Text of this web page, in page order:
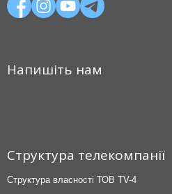
Напишіть нам
Структура телекомпанії
Структура власності ТОВ TV-4